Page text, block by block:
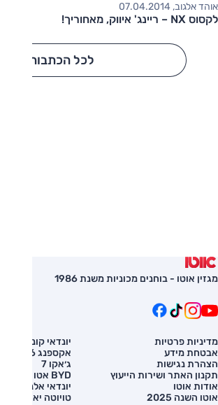
אוהד אלגוב, 07.04.2014
לקסוס NX – ריינג' איווק, מאחוריך!
לכל הכתבות
מגזין אוטו - בוחנים מכוניות משנת 1986
מדיניות פרטיות
אבטחת מידע
הצהרת נגישות
תקנון האתר ושירות הייעוץ
אודות אוטו
אוטו השנה 2025
יונדאי קונה
אקספנג G6
ג׳אקו 7
BYD אטו 3
יונדאי אלנטרה
טויוטה יאריס קרוס